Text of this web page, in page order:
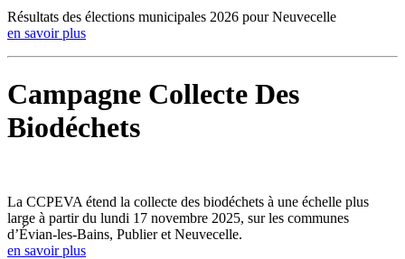
Résultats des élections municipales 2026 pour Neuvecelle
en savoir plus
Campagne Collecte Des
Biodéchets
La CCPEVA étend la collecte des biodéchets à une échelle plus
large à partir du lundi 17 novembre 2025, sur les communes
d’Évian-les-Bains, Publier et Neuvecelle.
en savoir plus